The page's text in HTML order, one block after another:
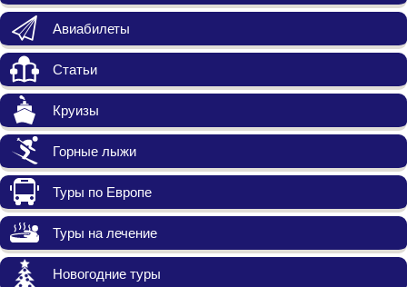
Авиабилеты
Статьи
Круизы
Горные лыжи
Туры по Европе
Туры на лечение
Новогодние туры